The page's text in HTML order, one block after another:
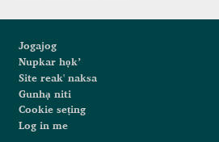
Jogajog
Nupkar họk’
Site reak' naksa
Gunhạ niti
Cookie seṭing
Log in me